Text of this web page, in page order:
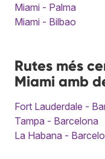
Miami - Palma
Miami - Bilbao
Rutes més
Miami amb
Fort Lauderdale -
Tampa - Barcelona
La Habana -